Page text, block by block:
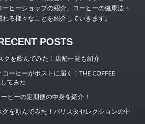
ヒーショップの紹介、コーヒーの健康法・
る様々なことを紹介していきます。
POSTS
クを飲んでみた！店舗一覧も紹介
ーヒーがポストに届く！THE COFFEE
てみた
ヒーの定期便の中身を紹介！
を頼んでみた！バリスタセレクションの中